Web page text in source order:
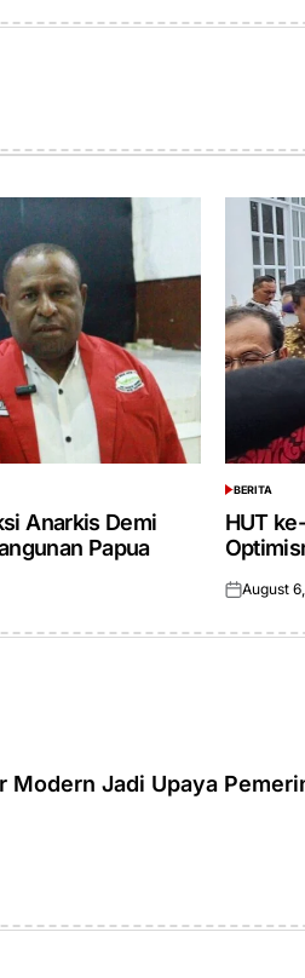
Anarkis Demi
Papua
POSTED
IN
BERITA
HUT
Posted
August
Modern Jadi Upaya